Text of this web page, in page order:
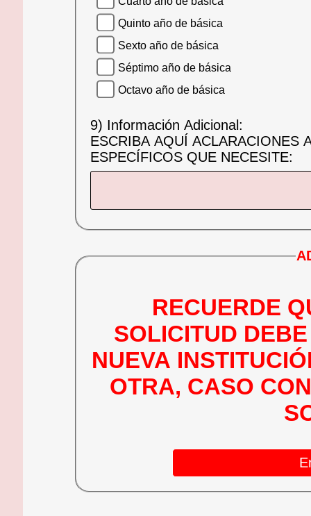
Quinto año de básica
Sexto año de básica
Séptimo año de básica
Octavo año de básica
9) Información Adicional:
ESCRIBA AQUÍ ACLARACIONES
ESPECÍFICOS QUE NECESITE:
RECUERDE
SOLICITUD
NUEVA
OTRA, CASO